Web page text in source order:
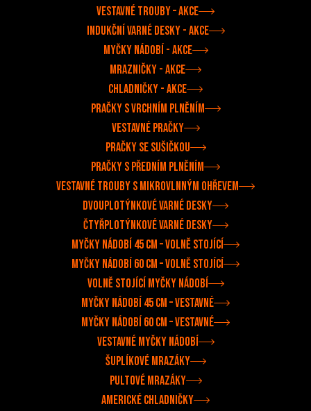
Vestavné trouby –⁠ akce
Indukční varné desky - akce
Myčky nádobí - akce
Mrazničky - akce
Chladničky - akce
Pračky s vrchním plněním
Vestavné pračky
Pračky se sušičkou
Pračky s předním plněním
Vestavné trouby s mikrovlnným ohřevem
Dvouplotýnkové varné desky
Čtyřplotýnkové varné desky
Myčky nádobí 45 cm – volně stojící
Myčky nádobí 60 cm – volně stojící
Volně stojící myčky nádobí
Myčky nádobí 45 cm – vestavné
Myčky nádobí 60 cm – vestavné
Vestavné myčky nádobí
Šuplíkové mrazáky
Pultové mrazáky
Americké chladničky